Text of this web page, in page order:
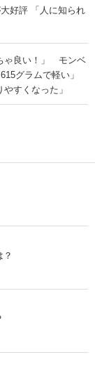
好評 「人に知られ
ゃ良い！」 モンベ
グラムで軽い」
すくなった」
？